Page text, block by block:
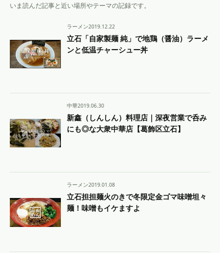
いま読んだ記事と近い場所やテーマの記録です。
ラーメン2019.12.22
立石「自家製麺 純」で地鶏（醤油）ラーメ
ンと低温チャーシュー丼
中華2019.06.30
新鑫（しんしん）料理店｜深夜営業で呑み
にも◎な大衆中華店【葛飾区立石】
ラーメン2019.01.08
立石担担麺火のきで冬限定金ゴマ味噌坦々
麺！味噌もイケますよ